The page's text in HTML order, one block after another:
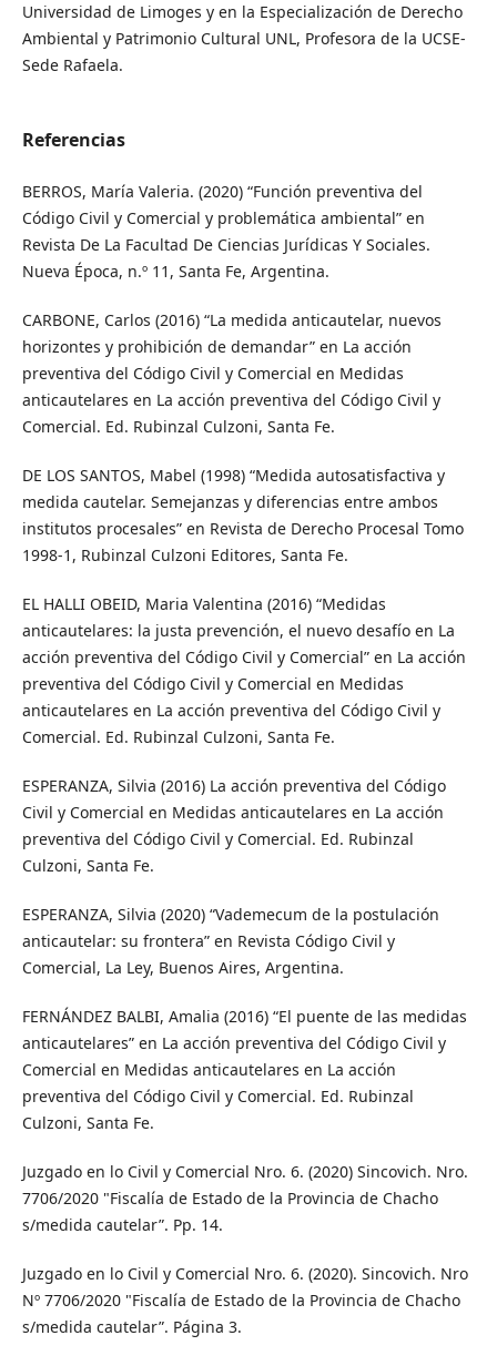
Universidad de Limoges y en la Especialización de Derecho
Ambiental y Patrimonio Cultural UNL, Profesora de la UCSE-
Sede Rafaela.
Referencias
BERROS, María Valeria. (2020) “Función preventiva del
Código Civil y Comercial y problemática ambiental” en
Revista De La Facultad De Ciencias Jurídicas Y Sociales.
Nueva Época, n.º 11, Santa Fe, Argentina.
CARBONE, Carlos (2016) “La medida anticautelar, nuevos
horizontes y prohibición de demandar” en La acción
preventiva del Código Civil y Comercial en Medidas
anticautelares en La acción preventiva del Código Civil y
Comercial. Ed. Rubinzal Culzoni, Santa Fe.
DE LOS SANTOS, Mabel (1998) “Medida autosatisfactiva y
medida cautelar. Semejanzas y diferencias entre ambos
institutos procesales” en Revista de Derecho Procesal Tomo
1998-1, Rubinzal Culzoni Editores, Santa Fe.
EL HALLI OBEID, Maria Valentina (2016) “Medidas
anticautelares: la justa prevención, el nuevo desafío en La
acción preventiva del Código Civil y Comercial” en La acción
preventiva del Código Civil y Comercial en Medidas
anticautelares en La acción preventiva del Código Civil y
Comercial. Ed. Rubinzal Culzoni, Santa Fe.
ESPERANZA, Silvia (2016) La acción preventiva del Código
Civil y Comercial en Medidas anticautelares en La acción
preventiva del Código Civil y Comercial. Ed. Rubinzal
Culzoni, Santa Fe.
ESPERANZA, Silvia (2020) “Vademecum de la postulación
anticautelar: su frontera” en Revista Código Civil y
Comercial, La Ley, Buenos Aires, Argentina.
FERNÁNDEZ BALBI, Amalia (2016) “El puente de las medidas
anticautelares” en La acción preventiva del Código Civil y
Comercial en Medidas anticautelares en La acción
preventiva del Código Civil y Comercial. Ed. Rubinzal
Culzoni, Santa Fe.
Juzgado en lo Civil y Comercial Nro. 6. (2020) Sincovich. Nro.
7706/2020 "Fiscalía de Estado de la Provincia de Chacho
s/medida cautelar”. Pp. 14.
Juzgado en lo Civil y Comercial Nro. 6. (2020). Sincovich. Nro
Nº 7706/2020 "Fiscalía de Estado de la Provincia de Chacho
s/medida cautelar”. Página 3.